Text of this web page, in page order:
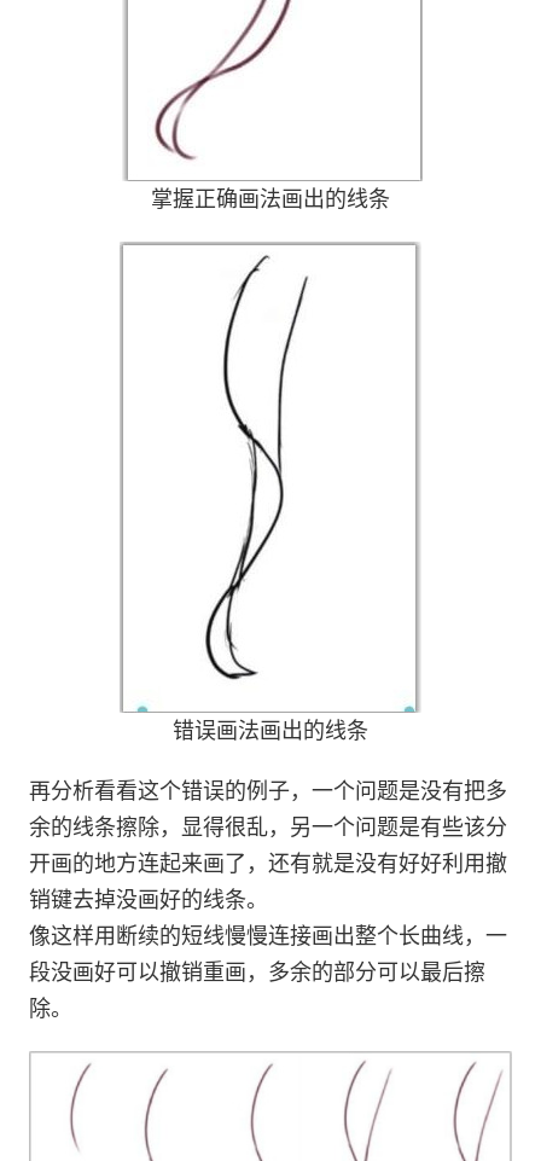
掌握正确画法画出的线条
错误画法画出的线条
再分析看看这个错误的例子，一个问题是没有把多
余的线条擦除，显得很乱，另一个问题是有些该分
开画的地方连起来画了，还有就是没有好好利用撤
销键去掉没画好的线条。
像这样用断续的短线慢慢连接画出整个长曲线，一
段没画好可以撤销重画，多余的部分可以最后擦
除。